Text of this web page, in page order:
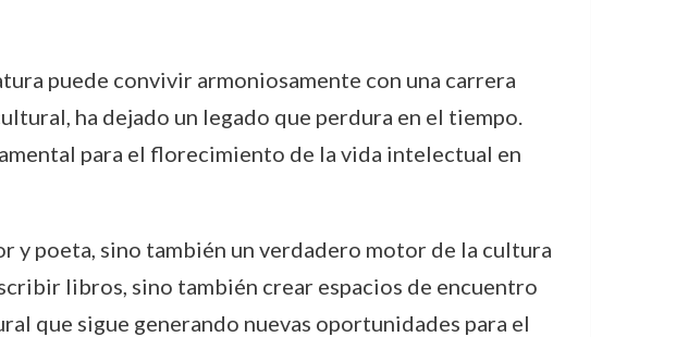
puede convivir armoniosamente con una carrera
ha dejado un legado que perdura en el tiempo.
para el florecimiento de la vida intelectual en
y poeta, sino también un verdadero motor de la cultura
libros, sino también crear espacios de encuentro
que sigue generando nuevas oportunidades para el